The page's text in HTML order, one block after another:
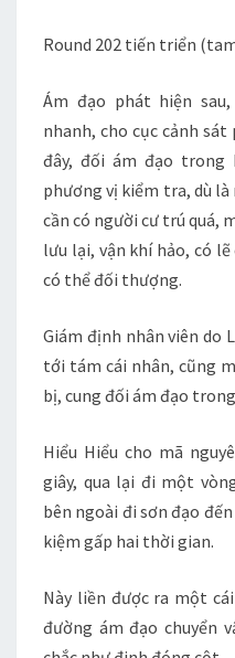
Round 202 tiến triển
Ám đạo phát hiện
nhanh, cho cục cảnh
đây, đối ám đạo
phương vị kiểm tra, dù
cần có người cư trú quá,
lưu lại, vận khí hảo, có
có thể đối thượng.
Giám định nhân viên do
tới tám cái nhân, cũng
bị, cung đối ám đạo
Hiểu Hiểu cho mã
giây, qua lại đi một
bên ngoài đi sơn đạo
kiệm gấp hai thời gian.
Này liền được ra một
đường ám đạo chuyển